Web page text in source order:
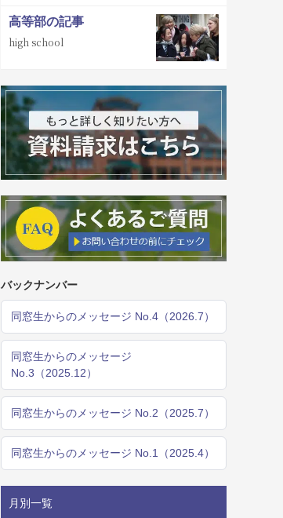
高等部の記事
high school
バックナンバー
同窓生からのメッセージ No.4（2026.7）
同窓生からのメッセージ
No.3（2025.12）
同窓生からのメッセージ No.2（2025.7）
同窓生からのメッセージ No.1（2025.4）
月別一覧